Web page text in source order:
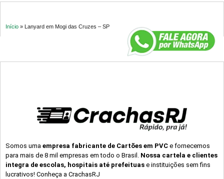
Início » Lanyard em Mogi das Cruzes – SP
Somos uma empresa fabricante de Cartões em PVC e fornecemos
para mais de 8 mil empresas em todo o Brasil. Nossa cartela e clientes
integra de escolas, hospitais até prefeituas e instituições sem fins
lucrativos! Conheça a CrachasRJ